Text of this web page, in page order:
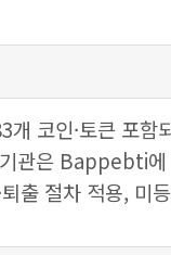
개 코인·토큰 포
관은 Bappebti
출 절차 적용, 미